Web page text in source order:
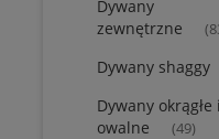
Dywany
zewnętrzne
Dywany shaggy
Dywany okrągłe i
owalne
(49)